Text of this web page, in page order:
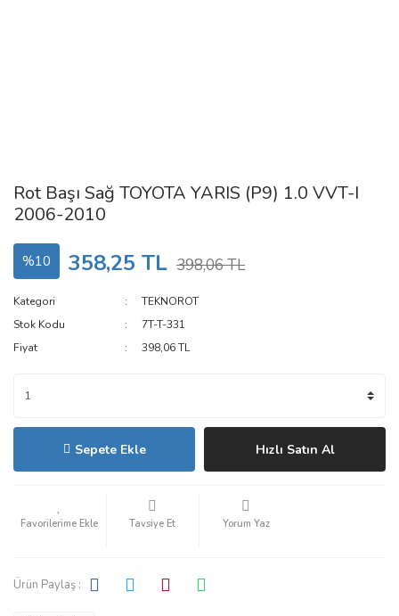
Rot Başı Sağ TOYOTA YARIS (P9) 1.0 VVT-I
2006-2010
%10 358,25 TL 398,06 TL
Kategori
TEKNOROT
Stok Kodu
7T-T-331
Fiyat
398,06 TL
Sepete Ekle Hızlı Satın Al
Tavsiye Et Yorum Yaz
Ürün Paylaş :